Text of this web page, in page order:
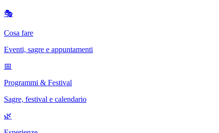
🎭
Cosa fare
Eventi, sagre e appuntamenti
📅
Programmi & Festival
Sagre, festival e calendario
🌿